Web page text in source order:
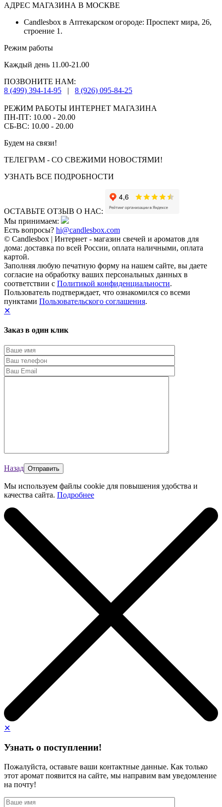
АДРЕС МАГАЗИНА В МОСКВЕ
Candlesbox в Аптекарском огороде: Проспект мира, 26,
строение 1.
Режим работы
Каждый день 11.00-21.00
ПОЗВОНИТЕ НАМ:
8 (499) 394-14-95
| 8 (926) 095-84-25
РЕЖИМ РАБОТЫ ИНТЕРНЕТ МАГАЗИНА
ПН-ПТ: 10.00 - 20.00
СБ-ВС: 10.00 - 20.00
Будем на связи!
ТЕЛЕГРАМ - СО СВЕЖИМИ НОВОСТЯМИ!
УЗНАТЬ ВСЕ ПОДРОБНОСТИ
ОСТАВЬТЕ ОТЗЫВ О НАС:
Мы принимаем:
Есть вопросы? hi@candlesbox.com
© Candlesbox | Интернет - магазин свечей и ароматов для
дома: доставка по всей России, оплата наличными, оплата
картой.
Заполняя любую печатную форму на нашем сайте, вы даете
согласие на обработку ваших персональных данных в
соответствии с Политикой конфиденциальности.
Пользователь подтверждает, что ознакомился со всеми
пунктами Пользовательского соглашения.
✕
Заказ в один клик
Назад
Мы используем файлы cookie для повышения удобства и
качества сайта. Подробнее
✕
Узнать о поступлении!
Пожалуйста, оставьте ваши контактные данные. Как только
этот аромат появится на сайте, мы направим вам уведомление
на почту!